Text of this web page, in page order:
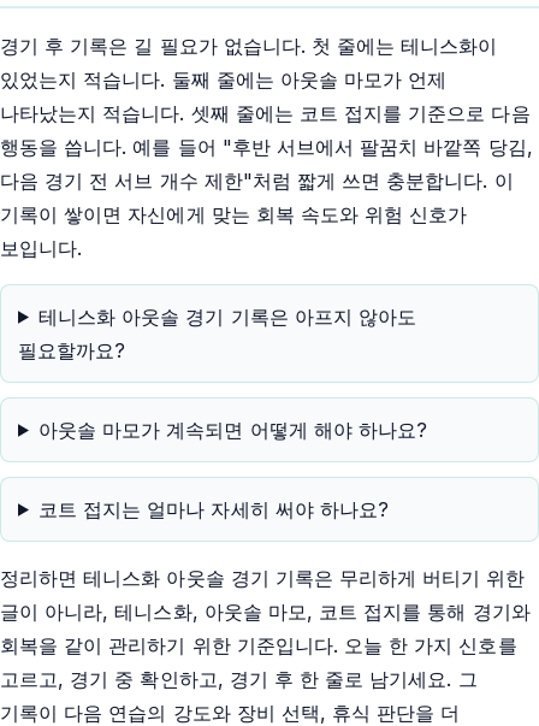
경기 후 기록은 길 필요가 없습니다. 첫 줄에는 테니스화이
있었는지 적습니다. 둘째 줄에는 아웃솔 마모가 언제
나타났는지 적습니다. 셋째 줄에는 코트 접지를 기준으로 다음
행동을 씁니다. 예를 들어 "후반 서브에서 팔꿈치 바깥쪽 당김,
다음 경기 전 서브 개수 제한"처럼 짧게 쓰면 충분합니다. 이
기록이 쌓이면 자신에게 맞는 회복 속도와 위험 신호가
보입니다.
테니스화 아웃솔 경기 기록은 아프지 않아도
필요할까요?
아웃솔 마모가 계속되면 어떻게 해야 하나요?
코트 접지는 얼마나 자세히 써야 하나요?
정리하면 테니스화 아웃솔 경기 기록은 무리하게 버티기 위한
글이 아니라, 테니스화, 아웃솔 마모, 코트 접지를 통해 경기와
회복을 같이 관리하기 위한 기준입니다. 오늘 한 가지 신호를
고르고, 경기 중 확인하고, 경기 후 한 줄로 남기세요. 그
기록이 다음 연습의 강도와 장비 선택, 휴식 판단을 더